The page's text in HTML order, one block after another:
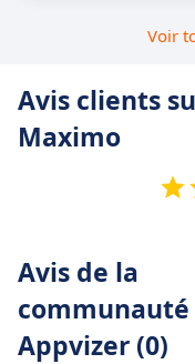
Voir
Avis clients
Maximo
Avis de la
communauté
Appvizer (0)